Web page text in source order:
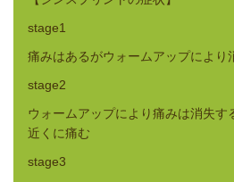
stage1
痛みはあるがウォームアップにより
stage2
ウォームアップにより痛みは消失す
近くに痛む
stage3